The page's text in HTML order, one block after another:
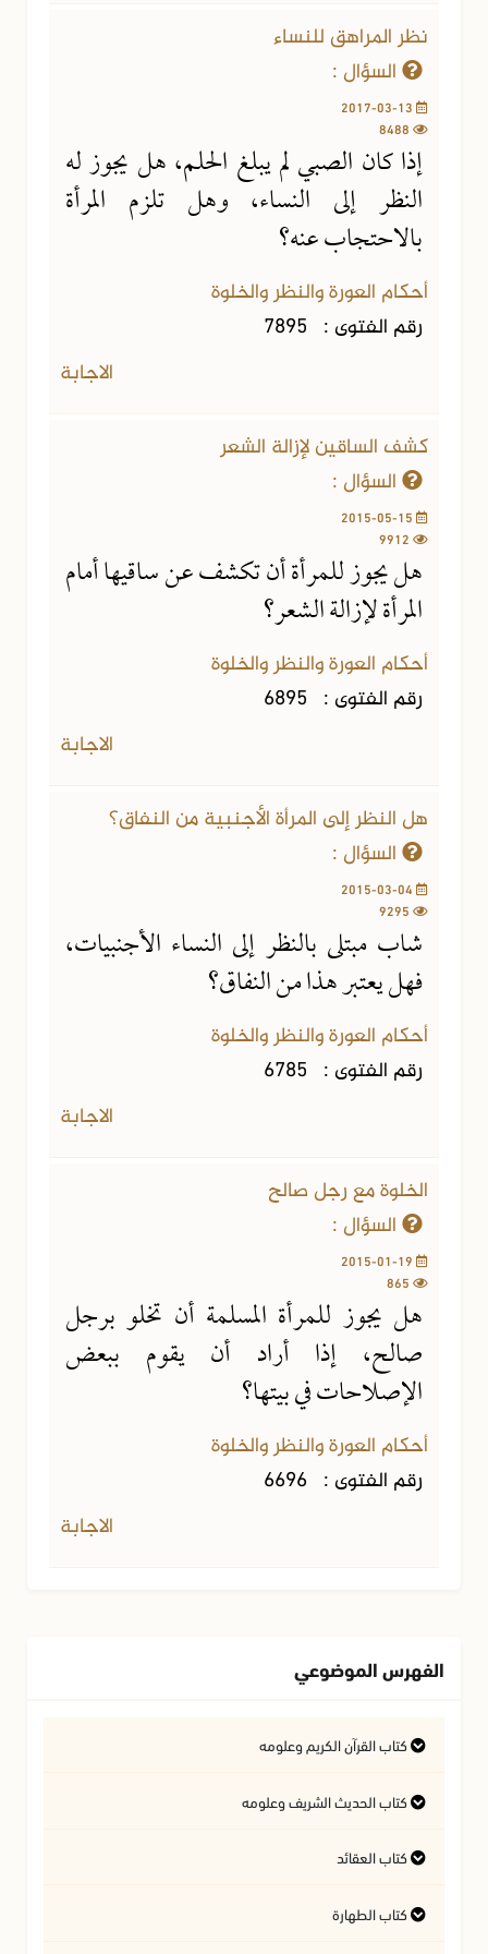
نظر المراهق للنساء
السؤال :
إذا كان الصبي لم يبلغ الحلم، هل يجوز له
النظر إلى النساء، وهل تلزم المرأة
بالاحتجاب عنه؟
أحكام العورة والنظر والخلوة
رقم الفتوى : 7895
الاجابة
كشف الساقين لإزالة الشعر
السؤال :
هل يجوز للمرأة أن تكشف عن ساقيها أمام
المرأة لإزالة الشعر؟
أحكام العورة والنظر والخلوة
رقم الفتوى : 6895
الاجابة
هل النظر إلى المرأة الأجنبية من النفاق؟
السؤال :
شاب مبتلى بالنظر إلى النساء الأجنبيات،
فهل يعتبر هذا من النفاق؟
أحكام العورة والنظر والخلوة
رقم الفتوى : 6785
الاجابة
الخلوة مع رجل صالح
السؤال :
هل يجوز للمرأة المسلمة أن تخلو برجل
صالح، إذا أراد أن يقوم ببعض
الإصلاحات في بيتها؟
أحكام العورة والنظر والخلوة
رقم الفتوى : 6696
الاجابة
الفهرس الموضوعي
كتاب القرآن الكريم وعلومه
التفسير وعلوم القرآن
فتاوى متعلقة بالقرآن الكريم
آداب تلاوة القرآن الكريم
كتاب الحديث الشريف وعلومه
فتاوى متعلقة بالحديث الشريف
أسئلة في السيرة النبوية
كتاب العقائد
المسائل المتعلقة بالعقيدة
كتاب الطهارة